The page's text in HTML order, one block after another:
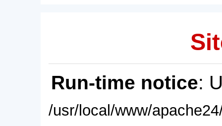
Run-time notice:
/usr/local/www/